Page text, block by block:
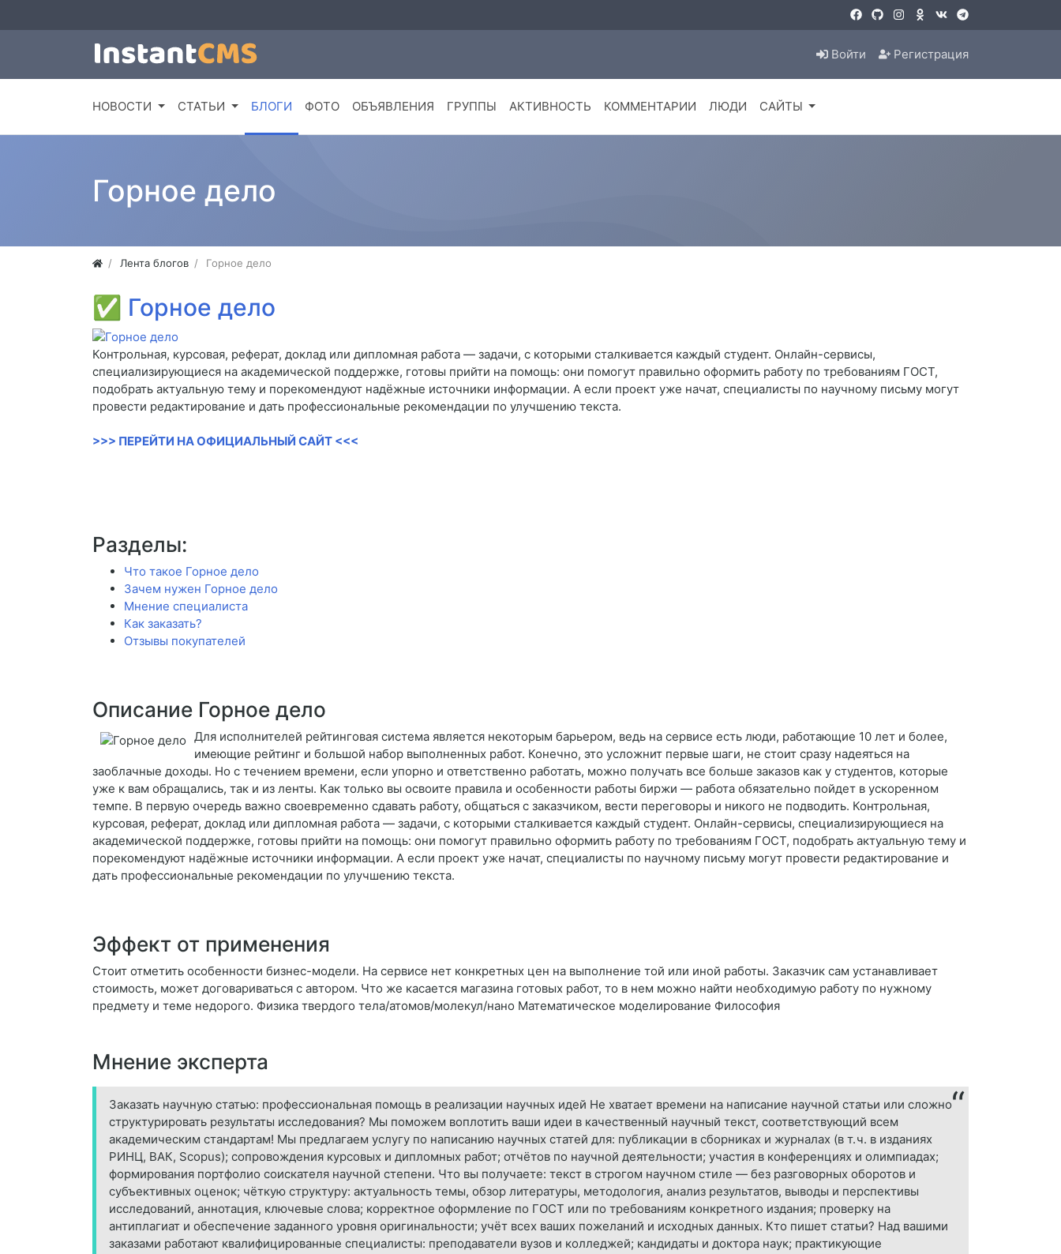
Войти Регистрация
НОВОСТИ СТАТЬИ БЛОГИ ФОТО ОБЪЯВЛЕНИЯ ГРУППЫ АКТИВНОСТЬ КОММЕНТАРИИ ЛЮДИ САЙТЫ
Горное дело
Лента блогов Горное дело
✅ Горное дело
Контрольная, курсовая, реферат, доклад или дипломная работа — задачи, с которыми сталкивается каждый студент. Онлайн-сервисы,
специализирующиеся на академической поддержке, готовы прийти на помощь: они помогут правильно оформить работу по требованиям ГОСТ,
подобрать актуальную тему и порекомендуют надёжные источники информации. А если проект уже начат, специалисты по научному письму могут
провести редактирование и дать профессиональные рекомендации по улучшению текста.
>>> ПЕРЕЙТИ НА ОФИЦИАЛЬНЫЙ САЙТ <<<
Разделы:
Что такое Горное дело
Зачем нужен Горное дело
Мнение специалиста
Как заказать?
Отзывы покупателей
Описание Горное дело
Для исполнителей рейтинговая система является некоторым барьером, ведь на сервисе есть люди, работающие 10 лет и более,
имеющие рейтинг и большой набор выполненных работ. Конечно, это усложнит первые шаги, не стоит сразу надеяться на
заоблачные доходы. Но с течением времени, если упорно и ответственно работать, можно получать все больше заказов как у студентов, которые
уже к вам обращались, так и из ленты. Как только вы освоите правила и особенности работы биржи — работа обязательно пойдет в ускоренном
темпе. В первую очередь важно своевременно сдавать работу, общаться с заказчиком, вести переговоры и никого не подводить. Контрольная,
курсовая, реферат, доклад или дипломная работа — задачи, с которыми сталкивается каждый студент. Онлайн-сервисы, специализирующиеся на
академической поддержке, готовы прийти на помощь: они помогут правильно оформить работу по требованиям ГОСТ, подобрать актуальную тему и
порекомендуют надёжные источники информации. А если проект уже начат, специалисты по научному письму могут провести редактирование и
дать профессиональные рекомендации по улучшению текста.
Эффект от применения
Стоит отметить особенности бизнес-модели. На сервисе нет конкретных цен на выполнение той или иной работы. Заказчик сам устанавливает
стоимость, может договариваться с автором. Что же касается магазина готовых работ, то в нем можно найти необходимую работу по нужному
предмету и теме недорого. Физика твердого тела/атомов/молекул/нано Математическое моделирование Философия
Мнение эксперта
Заказать научную статью: профессиональная помощь в реализации научных идей Не хватает времени на написание научной статьи или сложно
структурировать результаты исследования? Мы поможем воплотить ваши идеи в качественный научный текст, соответствующий всем
академическим стандартам! Мы предлагаем услугу по написанию научных статей для: публикации в сборниках и журналах (в т. ч. в изданиях
РИНЦ, ВАК, Scopus); сопровождения курсовых и дипломных работ; отчётов по научной деятельности; участия в конференциях и олимпиадах;
формирования портфолио соискателя научной степени. Что вы получаете: текст в строгом научном стиле — без разговорных оборотов и
субъективных оценок; чёткую структуру: актуальность темы, обзор литературы, методология, анализ результатов, выводы и перспективы
исследований, аннотация, ключевые слова; корректное оформление по ГОСТ или по требованиям конкретного издания; проверку на
антиплагиат и обеспечение заданного уровня оригинальности; учёт всех ваших пожеланий и исходных данных. Кто пишет статьи? Над вашими
заказами работают квалифицированные специалисты: преподаватели вузов и колледжей; кандидаты и доктора наук; практикующие